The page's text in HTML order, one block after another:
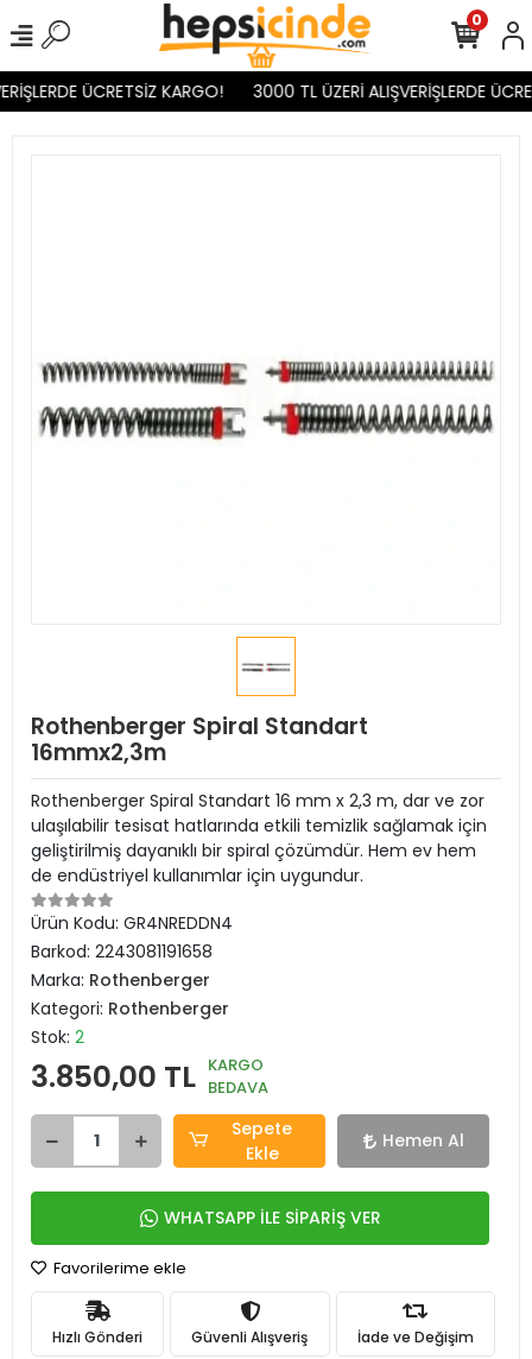
ÜCRETSİZ KARGO! 3000 TL ÜZERİ ALIŞVERİŞLERDE
0
Rothenberger Spiral Standart
16mmx2,3m
Rothenberger Spiral Standart 16 mm x 2,3 m, dar ve zor
ulaşılabilir tesisat hatlarında etkili temizlik sağlamak için
geliştirilmiş dayanıklı bir spiral çözümdür. Hem ev hem
de endüstriyel kullanımlar için uygundur.
Ürün Kodu: GR4NREDDN4
Barkod: 2243081191658
Marka: Rothenberger
Kategori: Rothenberger
Stok: 2
3.850,00 TL KARGO
BEDAVA
Sepete
Ekle
Hemen Al
WHATSAPP İLE SİPARİŞ VER
Favorilerime ekle
Hızlı Gönderi Güvenli Alışveriş İade ve Değişim